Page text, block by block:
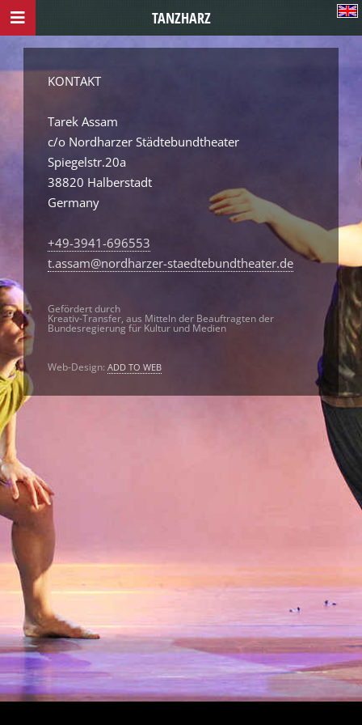
KONTAKT
Tarek Assam
c/o Nordharzer Städtebundtheater
Spiegelstr.20a
38820 Halberstadt
Germany
+49-3941-696553
t.assam@nordharzer-staedtebundtheater.de
Gefördert durch
Kreativ-Transfer, aus Mitteln der Beauftragten der
Bundesregierung für Kultur und Medien
Web-Design: ADD TO WEB
TANZHARZ